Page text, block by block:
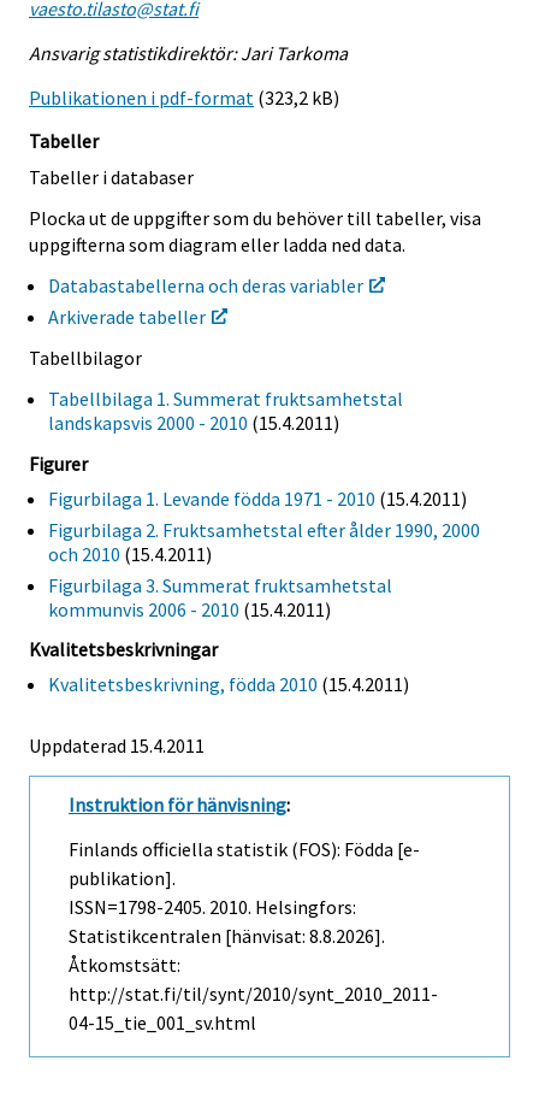
vaesto.tilasto@stat.fi
Ansvarig statistikdirektör: Jari Tarkoma
Publikationen i pdf-format (323,2 kB)
Tabeller
Tabeller i databaser
Plocka ut de uppgifter som du behöver till tabeller, visa
uppgifterna som diagram eller ladda ned data.
Databastabellerna och deras variabler
Arkiverade tabeller
Tabellbilagor
Tabellbilaga 1. Summerat fruktsamhetstal
landskapsvis 2000 - 2010 (15.4.2011)
Figurer
Figurbilaga 1. Levande födda 1971 - 2010 (15.4.2011)
Figurbilaga 2. Fruktsamhetstal efter ålder 1990, 2000
och 2010 (15.4.2011)
Figurbilaga 3. Summerat fruktsamhetstal
kommunvis 2006 - 2010 (15.4.2011)
Kvalitetsbeskrivningar
Kvalitetsbeskrivning, födda 2010 (15.4.2011)
Uppdaterad 15.4.2011
Instruktion för hänvisning:
Finlands officiella statistik (FOS): Födda [e-
publikation].
ISSN=1798-2405. 2010. Helsingfors:
Statistikcentralen [hänvisat: 8.8.2026].
Åtkomstsätt:
http://stat.fi/til/synt/2010/synt_2010_2011-
04-15_tie_001_sv.html